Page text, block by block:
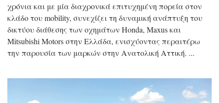
χρόνια και με μία διαχρονικά επιτυχημένη πορεία στον
κλάδο του mobility, συνεχίζει τη δυναμική ανάπτυξη του
δικτύου διάθεσης των οχημάτων Honda, Maxus και
Mitsubishi Motors στην Ελλάδα, ενισχύοντας περαιτέρω
την παρουσία των μαρκών στην Ανατολική Αττική.